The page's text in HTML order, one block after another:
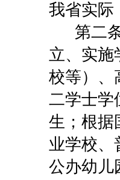
我省实际
第二
立、实施
校等）、
二学士学
生；根据
业学校、
公办幼儿